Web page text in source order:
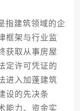
建筑领域的企
框架与行业监
获取从事房屋
定许可凭证的
进入加蓬建筑
设的先决条
能力、资金实